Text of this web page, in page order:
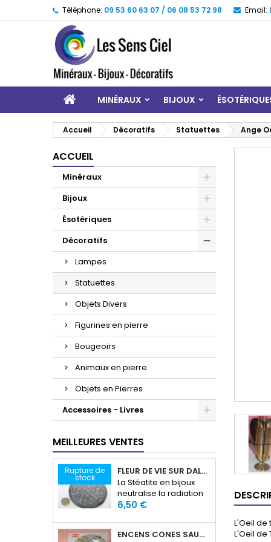
Téléphone: 09 53 60 63 07 / 06 08 53 72 98 Email:
MINÉRAUX BIJOUX
Accueil Décoratifs Statuettes Ange
ACCUEIL
Minéraux
Bijoux
Ésotériques
Décoratifs
Lampes
Statuettes
Objets Divers
Figurines en pierre
Bougeoirs
Animaux en pierre
Objets en Pierres
Accessoires - Livres
MEILLEURES VENTES
Rupture de
stock
FLEUR DE VIE SUR DALLE EN STÉATITE
La Stéatite en bijoux
neutralise la radiation
et les énergies
Stéatite est bénéfique
pour l'éruptions, les
Prix
6,50 €
ENCENS CÔNES SAUGE BLANCHE
L'Oeil
L'Oeil